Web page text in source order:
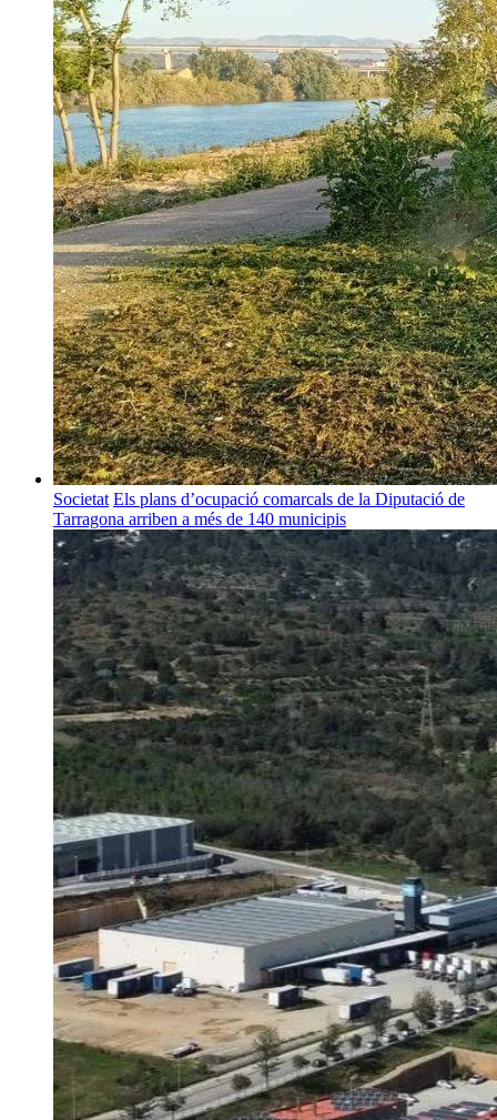
Societat Els plans d’ocupació comarcals de la Diputació de
Tarragona arriben a més de 140 municipis